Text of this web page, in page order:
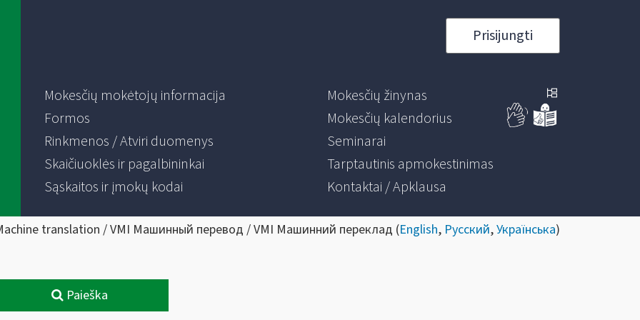
Prisijungti
Mokesčių mokėtojų informacija
Formos
Rinkmenos / Atviri duomenys
Skaičiuoklės ir pagalbininkai
Sąskaitos ir įmokų kodai
Mokesčių žinynas
Mokesčių kalendorius
Seminarai
Tarptautinis apmokestinimas
Kontaktai / Apklausa
translation / VMI Машинный перевод / VMI Машинний переклад (English, Русский,Українська)
Paieška